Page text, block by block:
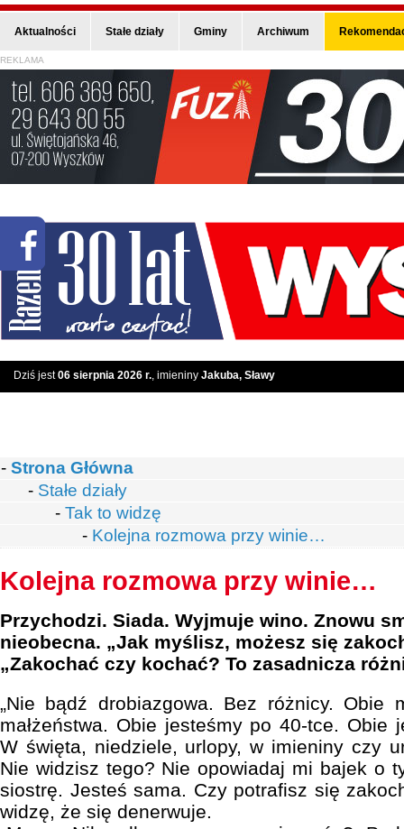
Aktualności Stałe działy Gminy Archiwum
REKLAMA
Dziś jest06 sierpnia 2026 r., imieniny Jakuba, Sławy
- Strona Główna
- Stałe działy
- Tak to widzę
- Kolejna rozmowa przy winie…
Kolejna rozmowa przy winie…
Przychodzi. Siada. Wyjmuje wino. Znowu
nieobecna. „Jak myślisz, możesz się
„Zakochać czy kochać? To zasadnicza
„Nie bądź drobiazgowa. Bez różnicy. Obie
małżeństwa. Obie jesteśmy po 40-tce. Obie
W święta, niedziele, urlopy, w imieniny czy
Nie widzisz tego? Nie opowiadaj mi bajek o
siostrę. Jesteś sama. Czy potrafisz się
widzę, że się denerwuje.